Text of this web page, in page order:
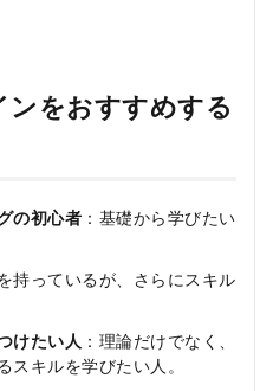
をおすすめする
の初心者 ：基礎から学びたい
持っているが、さらにスキル
けたい人 ：理論だけでなく、
スキルを学びたい人。